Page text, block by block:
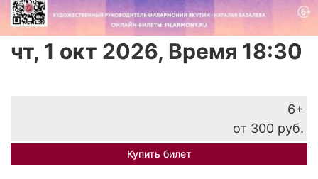
чт, 1 окт 2026, Время 18:30
6+
от 300 руб.
Купить билет